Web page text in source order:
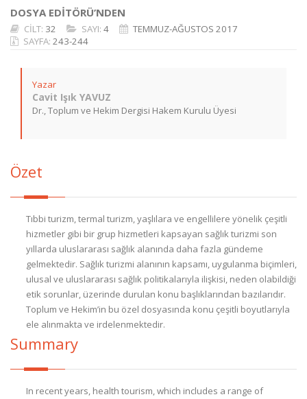
DOSYA EDİTÖRÜ’NDEN
CİLT: 32 SAYI: 4
TEMMUZ-AĞUSTOS 2017
SAYFA: 243-244
Yazar
Cavit Işık YAVUZ
Dr., Toplum ve Hekim Dergisi Hakem Kurulu Üyesi
Özet
Tıbbi turizm, termal turizm, yaşlılara ve engellilere yönelik çeşitli
hizmetler gibi bir grup hizmetleri kapsayan sağlık turizmi son
yıllarda uluslararası sağlık alanında daha fazla gündeme
gelmektedir. Sağlık turizmi alanının kapsamı, uygulanma biçimleri,
ulusal ve uluslararası sağlık politikalarıyla ilişkisi, neden olabildiği
etik sorunlar, üzerinde durulan konu başlıklarından bazılarıdır.
Toplum ve Hekim’in bu özel dosyasında konu çeşitli boyutlarıyla
ele alınmakta ve irdelenmektedir.
Summary
In recent years, health tourism, which includes a range of